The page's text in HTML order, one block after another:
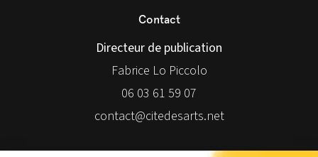
Contact
Directeur de publication
Fabrice Lo Piccolo
06 03 61 59 07
contact@citedesarts.net